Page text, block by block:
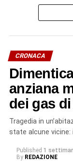
palesemente
contrattuali. Un
a lavorare e ad
violenza e minacce.
L’indagine è
marocchini
rumeno, sostenuti
dichiarazioni
riscontro da parte
CRONACA
anziana
dei gas
Tragedia in
state alcune vicine:
Published 1
By REDAZIONE